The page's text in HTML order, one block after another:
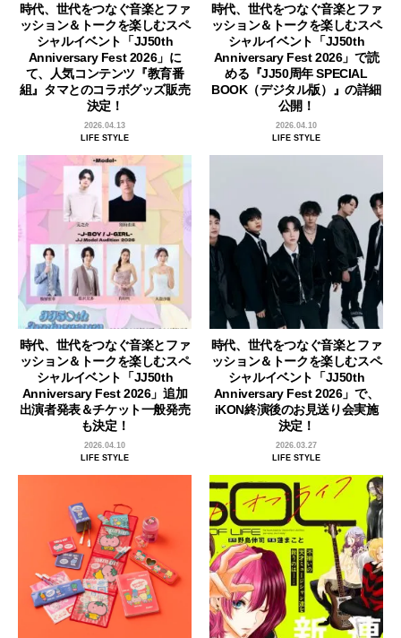
時代、世代をつなぐ音楽とファ
ッション＆トークを楽しむスペ
シャルイベント「JJ50th
Anniversary Fest 2026」に
て、人気コンテンツ『教育番
組』タマとのコラボグッズ販売
決定！
2026.04.13
LIFE STYLE
時代、世代をつなぐ音楽とファ
ッション＆トークを楽しむスペ
シャルイベント「JJ50th
Anniversary Fest 2026」で読
める『JJ50周年 SPECIAL
BOOK（デジタル版）』の詳細
公開！
2026.04.10
LIFE STYLE
時代、世代をつなぐ音楽とファ
ッション＆トークを楽しむスペ
シャルイベント「JJ50th
Anniversary Fest 2026」追加
出演者発表＆チケット一般発売
も決定！
2026.04.10
LIFE STYLE
時代、世代をつなぐ音楽とファ
ッション＆トークを楽しむスペ
シャルイベント「JJ50th
Anniversary Fest 2026」で、
iKON終演後のお見送り会実施
決定！
2026.03.27
LIFE STYLE